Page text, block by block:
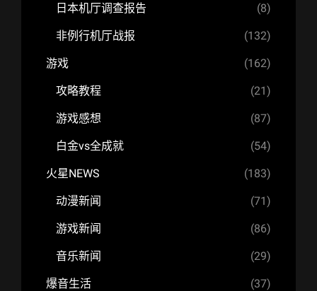
日本机厅调查报告 (8)
非例行机厅战报 (132)
游戏 (162)
攻略教程 (21)
游戏感想 (87)
白金vs全成就 (54)
火星NEWS (183)
动漫新闻 (71)
游戏新闻 (86)
音乐新闻 (29)
爆音生活 (37)